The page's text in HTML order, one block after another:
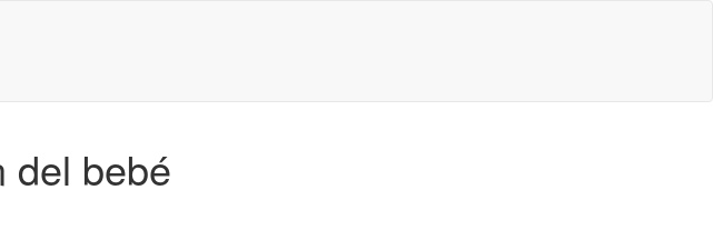
del bebé